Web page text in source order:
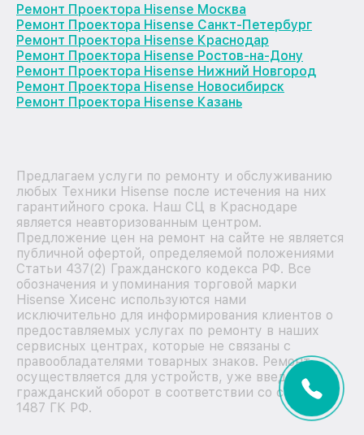
Ремонт Проектора Hisense Москва
Ремонт Проектора Hisense Санкт-Петербург
Ремонт Проектора Hisense Краснодар
Ремонт Проектора Hisense Ростов-на-Дону
Ремонт Проектора Hisense Нижний Новгород
Ремонт Проектора Hisense Новосибирск
Ремонт Проектора Hisense Казань
Предлагаем услуги по ремонту и обслуживанию
любых Техники Hisense после истечения на них
гарантийного срока. Наш СЦ в Краснодаре
является неавторизованным центром.
Предложение цен на ремонт на сайте не является
публичной офертой, определяемой положениями
Статьи 437(2) Гражданского кодекса РФ. Все
обозначения и упоминания торговой марки
Hisense Хисенс используются нами
исключительно для информирования клиентов о
предоставляемых услугах по ремонту в наших
сервисных центрах, которые не связаны с
правообладателями товарных знаков. Ремонт
осуществляется для устройств, уже введенных в
гражданский оборот в соответствии со статьей
1487 ГК РФ.